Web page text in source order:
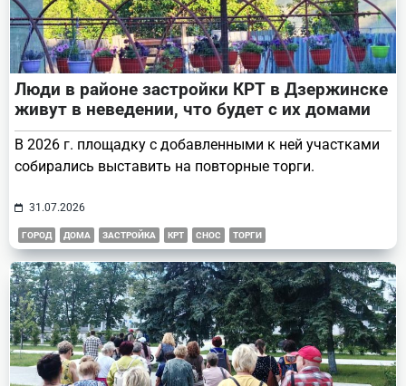
Люди в районе застройки КРТ в Дзержинске
живут в неведении, что будет с их домами
В 2026 г. площадку с добавленными к ней участками
собирались выставить на повторные торги.
31.07.2026
ГОРОД ДОМА ЗАСТРОЙКА КРТ СНОС ТОРГИ